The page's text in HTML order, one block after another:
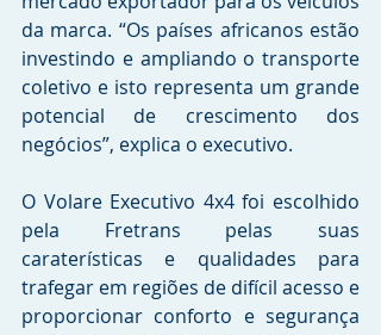
da marca. “Os países africanos estão
investindo e ampliando o transporte
coletivo e isto representa um grande
potencial de crescimento dos
negócios”, explica o executivo.
O Volare Executivo 4x4 foi escolhido
pela Fretrans pelas suas
caraterísticas e qualidades para
trafegar em regiões de difícil acesso e
proporcionar conforto e segurança